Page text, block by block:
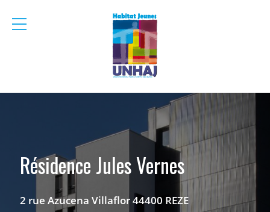
menu
Résidence Jules Vernes
2 rue Azucena Villaflor 44400 REZE